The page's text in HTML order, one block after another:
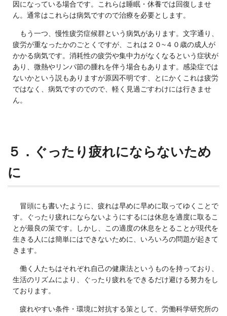
因になっている場合です。これらは睡眠・休養では回復しませ
ん。通常はこれらは病気ですので治療を必要とします。
もう一つ、慢性疲労症候群という病気があります。文字通り、
疲労が重なったかのごとくですが、これは２０~４０歳の成人が
かかる病気です。消耗性の疲労や集中力がなくなるという症状が
あり、微熱やリンパ節の腫れを伴う場合もあります。感染症では
ないかという説もありますが原因不明です、とにかくこれは疲労
ではなく、病気ですのでので、軽く見過ごすわけには行きませ
ん。
５．ぐったり疲れにならないため
に
冒頭にも書いたように、疲れは早めに早めに取ってゆくことで
す。ぐったり疲れにならないようにするには休息を適度に取るこ
とが最良の策です。しかし、この適度の休息をとることが現代を
生きる人には簡単にはできないために、いろいろの問題が起きて
きます。
働く人たちはそれぞれ自己の健康法というものを持っており、
生活のリズムにより、ぐったり疲れをできるだけ避ける努力をし
ております。
疲れやすい条件・環境に対抗する策として、労働科学研究所の